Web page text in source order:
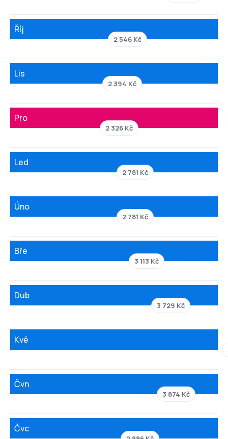
Říj
2 546 Kč
Lis
2 394 Kč
Pro
2 326 Kč
Led
2 781 Kč
Úno
2 781 Kč
Bře
3 113 Kč
Dub
3 729 Kč
Kvě
Čvn
3 874 Kč
Čvc